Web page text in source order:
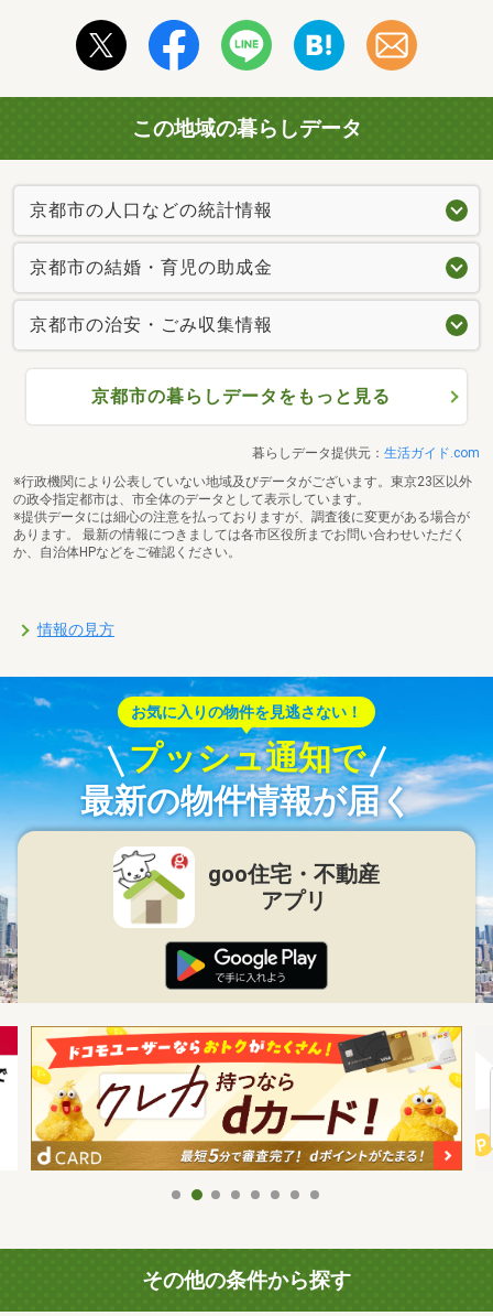
この地域の暮らしデータ
京都市の人口などの統計情報
京都市の結婚・育児の助成金
京都市の治安・ごみ収集情報
京都市の暮らしデータをもっと見る
暮らしデータ提供元： 生活ガイド.com
※行政機関により公表していない地域及びデータがございます。東京23区以外
の政令指定都市は、市全体のデータとして表示しています。
※提供データには細心の注意を払っておりますが、調査後に変更がある場合が
あります。 最新の情報につきましては各市区役所までお問い合わせいただく
か、自治体HPなどをご確認ください。
情報の見方
お気に入りの物件を見逃さない！
プッシュ通知で
最新の物件情報が届く
goo住宅・不動産
アプリ
その他の条件から探す